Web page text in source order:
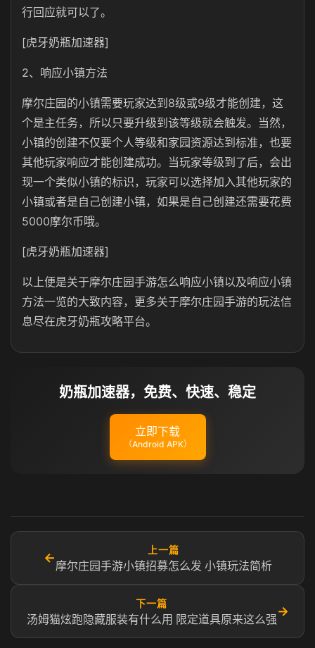
行回应就可以了。
[虎牙奶瓶加速器]
2、响应小镇方法
摩尔庄园的小镇需要玩家达到8级或9级才能创建，这
个是主任务，所以只要升级到该等级就会触发。当然，
小镇的创建不仅要个人等级和家园资源达到标准，也要
其他玩家响应才能创建成功。当玩家等级到了后，会出
现一个类似小镇的标识，玩家可以选择加入其他玩家的
小镇或者是自己创建小镇，如果是自己创建还需要花费
5000摩尔币哦。
[虎牙奶瓶加速器]
以上便是关于摩尔庄园手游怎么响应小镇以及响应小镇
方法一览的大致内容，更多关于摩尔庄园手游的玩法信
息尽在虎牙奶瓶攻略平台。
奶瓶加速器，免费、快速、稳定
立即下载
（Android APK）
←
上一篇
摩尔庄园手游小镇招募怎么发 小镇玩法简析
下一篇
汤姆猫炫跑隐藏服装有什么用 限定道具原来这么强
→